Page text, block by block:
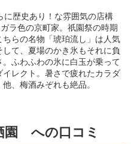
に歴史あり！な雰囲気の店構
ラ色の京町家。祇園祭の時期
らの名物「琥珀流し」は人気
て、夏場のかき氷もそれに負
ふわふわの氷に白玉が乗って
レクト。暑さで疲れたカラダ
、梅酒みぞれも絶品。
園 への口コミ